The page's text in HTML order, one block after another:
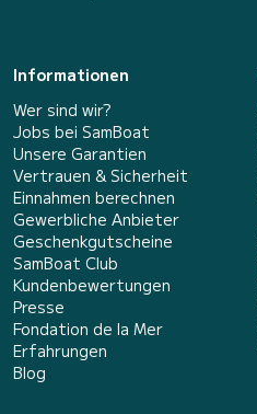
Informationen
Wer sind wir?
Jobs bei SamBoat
Unsere Garantien
Vertrauen & Sicherheit
Einnahmen berechnen
Gewerbliche Anbieter
Geschenkgutscheine
SamBoat Club
Kundenbewertungen
Presse
Fondation de la Mer
Erfahrungen
Blog